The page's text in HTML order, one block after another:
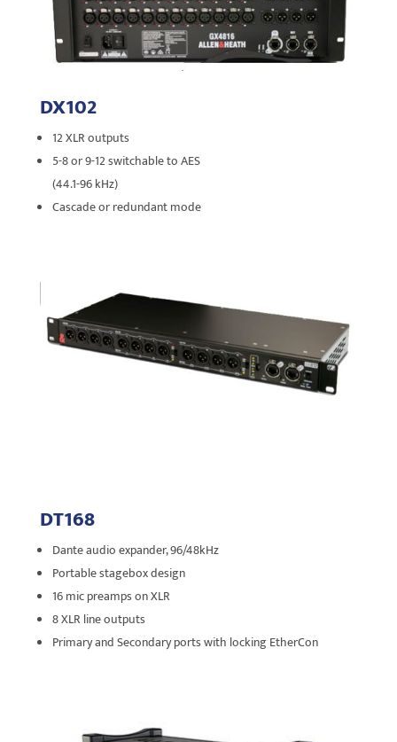
DX102
12 XLR outputs
5-8 or 9-12 switchable to AES
(44.1-96 kHz)
Cascade or redundant mode
DT168
Dante audio expander, 96/48kHz
Portable stagebox design
16 mic preamps on XLR
8 XLR line outputs
Primary and Secondary ports with locking EtherCon